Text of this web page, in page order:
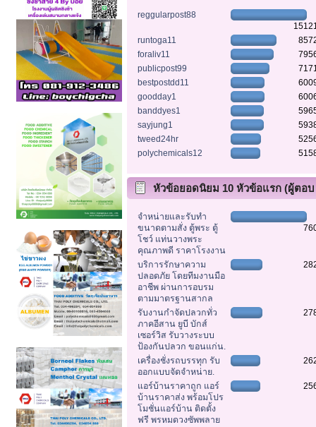
reggularpost88
runtoga11
foraliv11
publicpost99
bestpostdd11
goodday1
banddyes1
sayjung1
tweed24hr
polychemicals12
หัวข้อยอดนิยม 10 หัวข้อแรก (ผู้ตอบ
สูงสุด)
จำหน่ายและรับทำ
ขนาดตามสั่ง ตู้พระ ตู้
โชว์ แท่นวางพระ
คุณภาพดี ราคาโรงงาน
บริการรักษาความ
ปลอดภัย โดยทีมงานมือ
อาชีพ ผ่านการอบรม
ตามมาตรฐานสากล
รับงานกำจัดปลวกทั่ว
ภาคอีสาน ยูบี บักส์
เซอร์วิส รับวางระบบ
ป้องกันปลวก ขอนแก่น.
เครื่องชั่งรถบรรทุก รับ
ออกแบบจัดจำหน่าย.
แอร์บ้านราคาถูก แอร์
บ้านราคาส่ง พร้อมโปร
โมชั่นแอร์บ้าน ติดตั้ง
ฟรี พรหมดวงซัพพลาย